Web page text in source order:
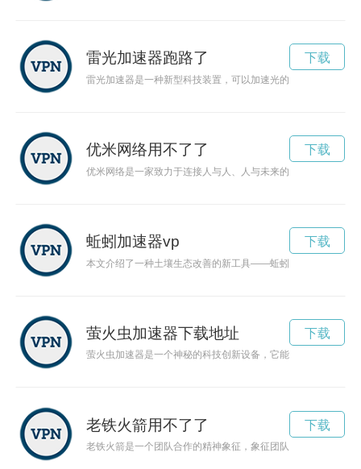
雷光加速器跑路了
雷光加速器是一种新型科技装置，可以加速光的速度，让光速
下载
优米网络用不了了
优米网络是一家致力于连接人与人、人与未来的网络公司，通
下载
蚯蚓加速器vp
本文介绍了一种土壤生态改善的新工具——蚯蚓加速器，探讨了
下载
萤火虫加速器下载地址
萤火虫加速器是一个神秘的科技创新设备，它能够让人们以速
下载
老铁火箭用不了了
老铁火箭是一个团队合作的精神象征，象征团队成员间的默契
下载